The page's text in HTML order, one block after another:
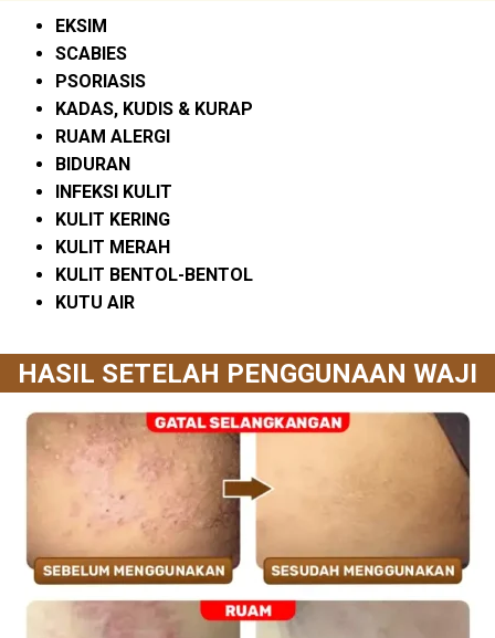
EKSIM
SCABIES
PSORIASIS
KADAS, KUDIS & KURAP
RUAM ALERGI
BIDURAN
INFEKSI KULIT
KULIT KERING
KULIT MERAH
KULIT BENTOL-BENTOL
KUTU AIR
HASIL SETELAH PENGGUNAAN WAJI